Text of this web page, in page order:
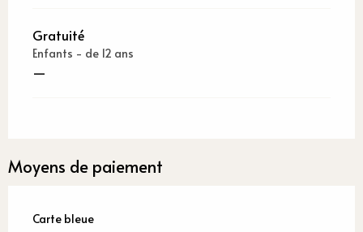
Gratuité
Enfants - de 12 ans
—
Moyens de paiement
Carte bleue